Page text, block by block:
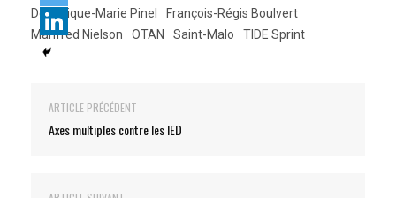
Dominique-Marie Pinel
François-Régis Boulvert
Manfred Nielson
OTAN Saint-Malo TIDE Sprint
ARTICLE PRÉCÉDENT
Axes multiples contre les IED